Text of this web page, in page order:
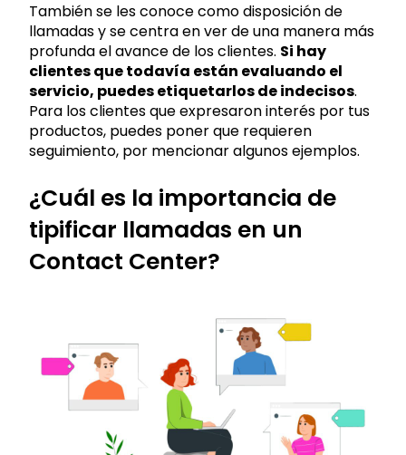
También se les conoce como disposición de
llamadas y se centra en ver de una manera más
profunda el avance de los clientes. Si hay
clientes que todavía están evaluando el
servicio, puedes etiquetarlos de indecisos.
Para los clientes que expresaron interés por tus
productos, puedes poner que requieren
seguimiento, por mencionar algunos ejemplos.
¿Cuál es la importancia de
tipificar llamadas en un
Contact Center?